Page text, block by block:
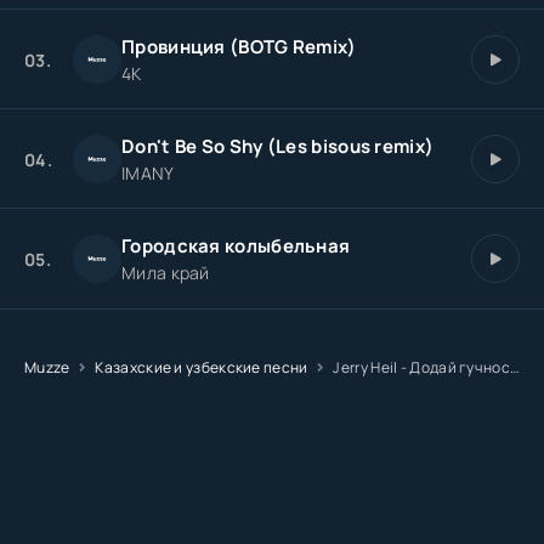
03. Провинция (BOTG Remix)
4К
04. Don't Be So Shy (Les bisous remix)
IMANY
05. Городская колыбельная
Мила край
Muzze Казахские и узбекские песни Jerry Heil - Додай гучності (12 points remix)